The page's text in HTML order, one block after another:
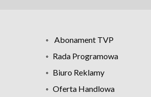
Abonament TVP
Rada Programowa
Biuro Reklamy
Oferta Handlowa